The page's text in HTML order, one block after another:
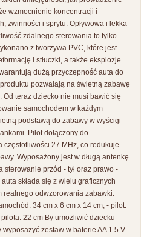
wzmocnienie koncentracji i
zwinności i sprytu. Opływowa i lekka
zdalnego sterowania to tylko
z tworzywa PVC, które jest
i stłuczki, a także eksplozje.
dużą przyczepność auta do
pozwalają na świetną zabawę
Od teraz dziecko nie musi bawić się
samochodem w każdym
podstawą do zabawy w wyścigi
Pilot dołączony do
27 MHz, co redukuje
Wyposażony jest w długą antenkę
przód - tył oraz prawo -
składa się z wielu graficznych
realnego odwzorowania zabawki.
34 cm x 6 cm x 14 cm, - pilot:
22 cm By umożliwić dziecku
zestaw w baterie AA 1.5 V.